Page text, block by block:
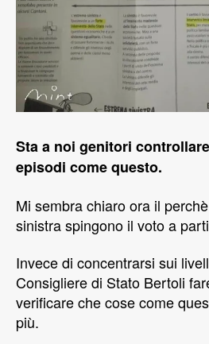
Sta a noi genitori
episodi come questo.
Mi sembra chiaro ora il
sinistra spingono il voto a
Invece di concentrarsi sui
Consigliere di Stato Bertoli
verificare che cose come
più.